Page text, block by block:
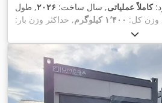
کاملاً عملیاتی, سال ساخت: ۲۰۲۶, طول
وزن کل: ۱٬۴۰۰ کیلوگرم
, حداکثر وزن بار:
۱٬۳۰۰ کیلوگرم
بارگیری:۶٬۰۵۸ میلی‌متر
, ارتفاع فضای
۲۸۵ میلی‌متر , تجهیزات: واحد خنک‌کننده